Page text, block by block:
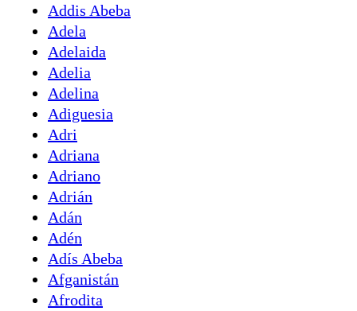
Addis Abeba
Adela
Adelaida
Adelia
Adelina
Adiguesia
Adri
Adriana
Adriano
Adrián
Adán
Adén
Adís Abeba
Afganistán
Afrodita